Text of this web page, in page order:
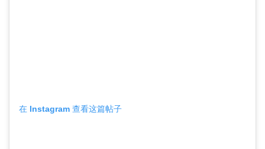
在 Instagram 查看这篇帖子